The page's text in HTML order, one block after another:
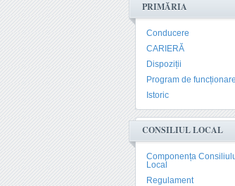
PRIMĂRIA
Conducere
CARIERĂ
Dispoziții
Program de funcționare
Istoric
CONSILIUL LOCAL
Componența
Local
Regulament